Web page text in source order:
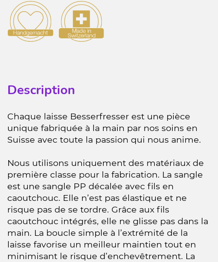
Description
Chaque laisse Besserfresser est une pièce
unique fabriquée à la main par nos soins en
Suisse avec toute la passion qui nous anime.
Nous utilisons uniquement des matériaux de
première classe pour la fabrication. La sangle
est une sangle PP décalée avec fils en
caoutchouc. Elle n’est pas élastique et ne
risque pas de se tordre. Grâce aux fils
caoutchouc intégrés, elle ne glisse pas dans la
main. La boucle simple à l’extrémité de la
laisse favorise un meilleur maintien tout en
minimisant le risque d’enchevêtrement. La